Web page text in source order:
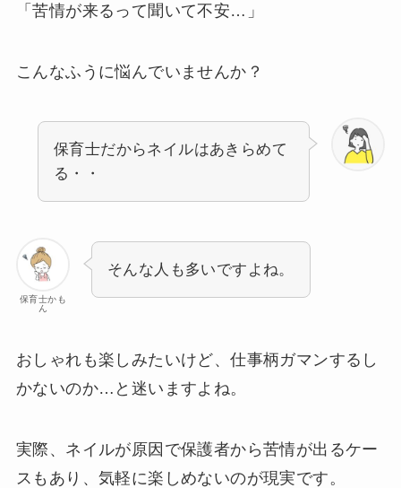
「苦情が来るって聞いて不安…」
こんなふうに悩んでいませんか？
保育士だからネイルはあきらめて
る・・
保育士かも
ん
そんな人も多いですよね。
おしゃれも楽しみたいけど、仕事柄ガマンするし
かないのか…と迷いますよね。
実際、ネイルが原因で保護者から苦情が出るケー
スもあり、気軽に楽しめないのが現実です。